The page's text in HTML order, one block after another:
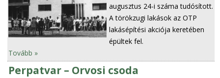
augusztus 24-i száma tudósított.
A törökzugi lakások az OTP
lakásépítési akciója keretében
épültek fel.
Tovább »
Perpatvar – Orvosi csoda